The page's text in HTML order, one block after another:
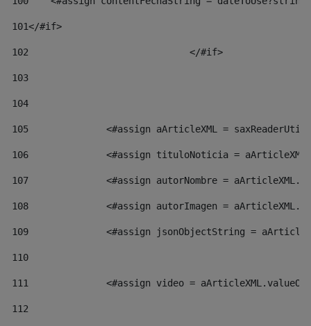
101</#if>
102
103
104
105
<#assign aArticleXML =
106
<#assign tituloNoticia =
107
<#assign autorNombre =
108
<#assign autorImagen =
109
<#assign jsonObjectString =
110
111
<#assign video =
112